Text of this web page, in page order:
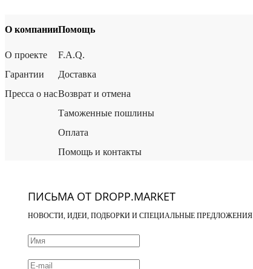
О компании
О проекте
Гарантии
Пресса о нас
Помощь
F.A.Q.
Доставка
Возврат и отмена
Таможенные пошлины
Оплата
Помощь и контакты
ПИСЬМА ОТ DROPP.MARKET
НОВОСТИ, ИДЕИ, ПОДБОРКИ И СПЕЦИАЛЬНЫЕ ПРЕДЛОЖЕНИЯ